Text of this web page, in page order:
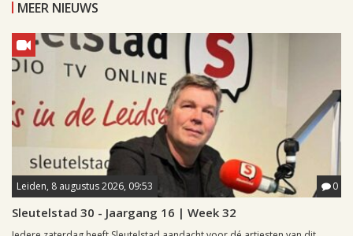
MEER NIEUWS
Leiden, 8 augustus 2026, 09:53 0
Sleutelstad 30 - Jaargang 16 | Week 32